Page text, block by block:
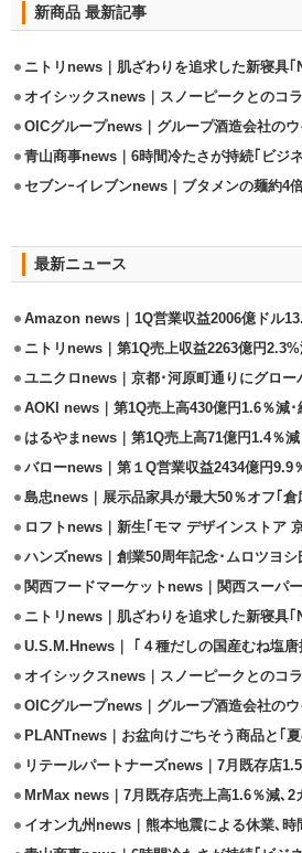
新商品 最新記事
最新ニュース